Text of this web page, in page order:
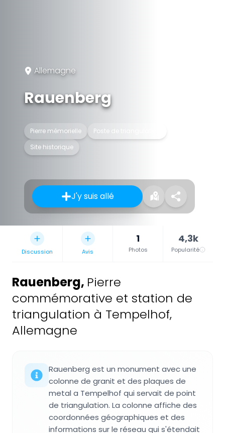
Allemagne
Rauenberg
Pierre mémorielle
Poste de triangulation
Site historique
J'y suis allé
Discussion Avis
1
Photos
4,3k
Popularité
Rauenberg, Pierre
commémorative et station de
triangulation à Tempelhof,
Allemagne
Rauenberg est un monument avec une
colonne de granit et des plaques de
metal a Tempelhof qui servait de point
de triangulation. La colonne affiche des
coordonnées géographiques et des
informations sur le réseau qui s'étendait